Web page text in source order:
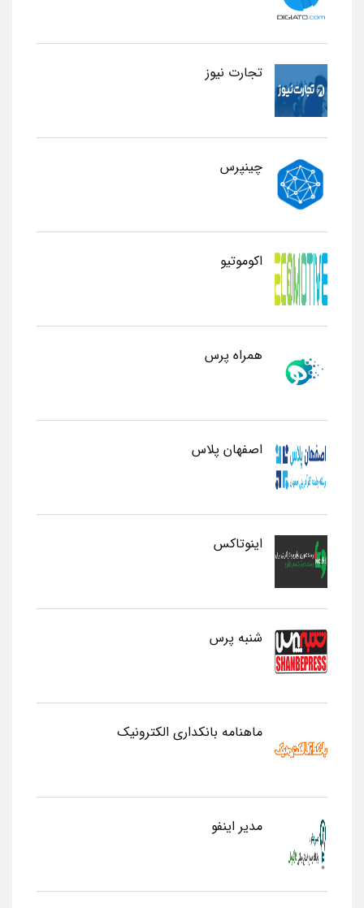
تجارت نیوز
چینپرس
اکوموتیو
همراه پرس
اصفهان پلاس
اینوتاکس
شنبه پرس
ماهنامه بانکداری الکترونیک
مدیر اینفو